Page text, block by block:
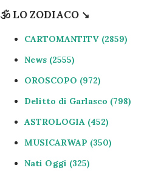
La BRUZZONE
Paola CAPPA 12
il Clonello Cassese
L'AVVOCATO LOVATI
Ore14 SPECIALE GARLASCO
IL Conte ZIO KAPPA
Le Bestie di GARLASCO
Gli INTERROGATORI
🕉 LO ZODIACO ↘️
CARTOMANTITV 2859
News 2555
OROSCOPO 972
Delitto di Garlasco 798
ASTROLOGIA 452
MUSICARWAP 350
Nati Oggi 325